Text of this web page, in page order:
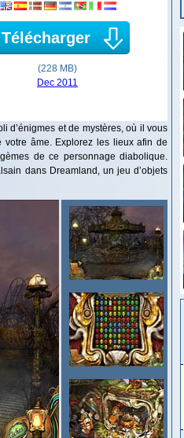
Télécharger
(228 MB)
Dec 2011
d’énigmes et de mystères, où il vous
âme. Explorez les lieux afin de
de ce personnage diabolique.
dans Dreamland, un jeu d’objets